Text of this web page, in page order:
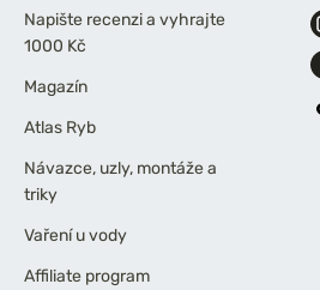
Napište recenzi a vyhrajte
1000 Kč
Magazín
Atlas Ryb
Návazce, uzly, montáže a
triky
Vaření u vody
Affiliate program